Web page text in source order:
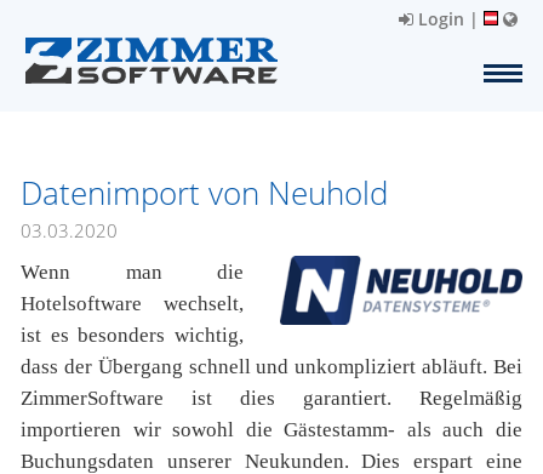
Login |
Datenimport von Neuhold
03.03.2020
Wenn man die
Hotelsoftware wechselt,
ist es besonders wichtig,
dass der Übergang schnell und unkompliziert abläuft. Bei
ZimmerSoftware ist dies garantiert. Regelmäßig
importieren wir sowohl die Gästestamm- als auch die
Buchungsdaten unserer Neukunden. Dies erspart eine